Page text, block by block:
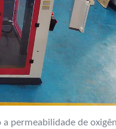
permeabilidade de